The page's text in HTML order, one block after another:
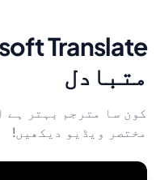
متبادل
کون سا مترجم بہتر ہے
مختصر ویڈیو دیکھیں!